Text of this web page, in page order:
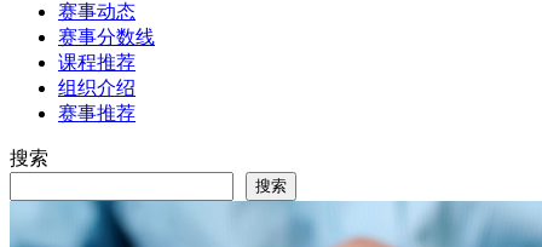
赛事动态
赛事分数线
课程推荐
组织介绍
赛事推荐
搜索
搜索